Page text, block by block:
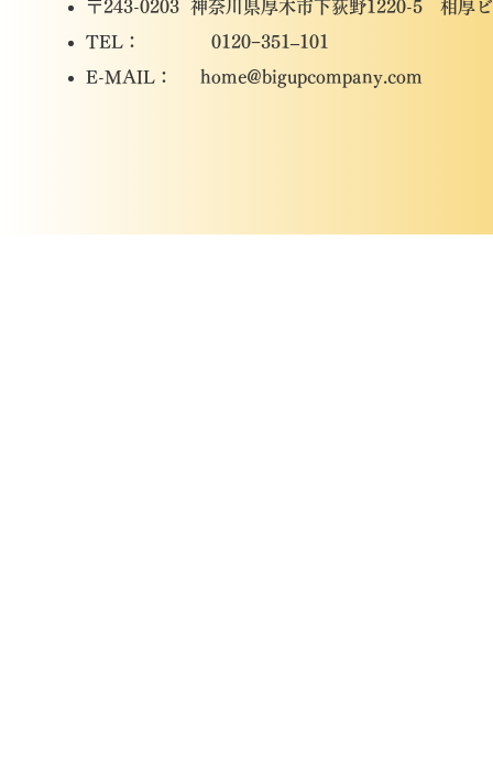
〒243-0203 神奈川県厚木市下荻野1220-5 相厚
TEL： 0120−351–101
​E-MAIL：
home@bigupcompany.com